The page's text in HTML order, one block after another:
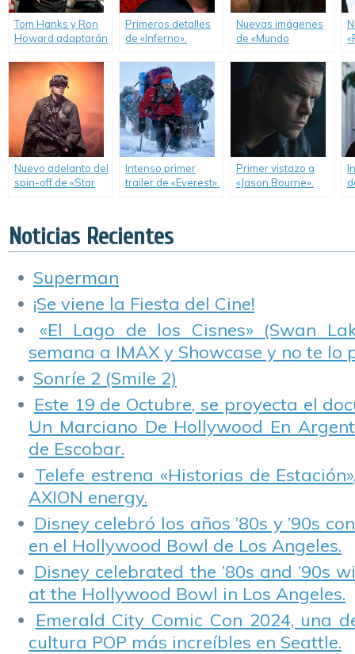
Tom Hanks y Ron
Howard adaptarán
reciente novela de
Dan Brown.
Primeros detalles
de «Inferno».
Nuevas imágenes
de «Mundo
«Bienvenidos al
Nuevo adelanto del
spin-off de «Star
Intenso primer
trailer de «Everest».
Primer vistazo a
«Jason Bourne».
Noticias Recientes
Superman
¡Se viene la Fiesta del Cine!
«El Lago de los Cisnes» (Swan
semana a IMAX y Showcase y no te lo
Sonríe 2 (Smile 2)
Este 19 de Octubre, se proyecta el
Un Marciano De Hollywood En
de Escobar.
Telefe estrena «Historias de
AXION energy.
Disney celebró los años ’80s y ’90s
en el Hollywood Bowl de Los Angeles.
Disney celebrated the ’80s and ’90s
at the Hollywood Bowl in Los Angeles.
Emerald City Comic Con 2024, una
cultura POP más increíbles en Seattle.